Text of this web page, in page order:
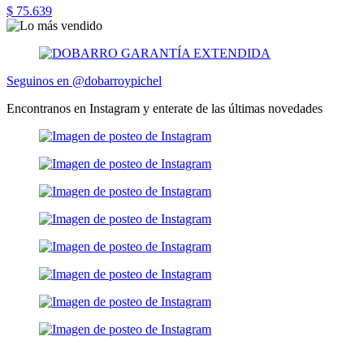
$ 75.639
Seguinos en @dobarroypichel
Encontranos en Instagram y enterate de las últimas novedades